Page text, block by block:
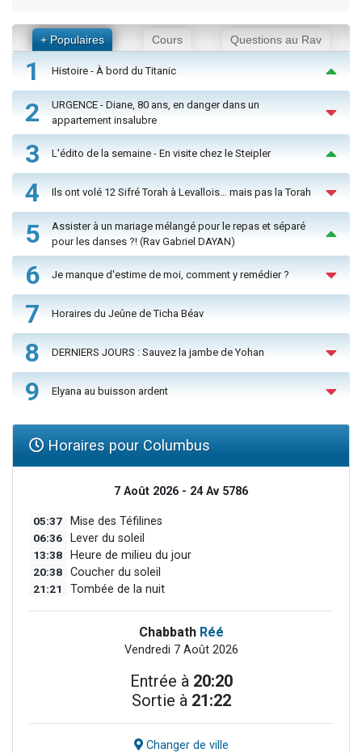
+ Populaires Cours Questions au Rav
1 Histoire - À bord du Titanic
2
URGENCE - Diane, 80 ans, en danger dans un
appartement insalubre
3 L'édito de la semaine - En visite chez le Steipler
4 Ils ont volé 12 Sifré Torah à Levallois… mais pas la Torah
5
Assister à un mariage mélangé pour le repas et séparé
pour les danses ?! (Rav Gabriel DAYAN)
6 Je manque d'estime de moi, comment y remédier ?
7 Horaires du Jeûne de Ticha Béav
8 DERNIERS JOURS : Sauvez la jambe de Yohan
9 Elyana au buisson ardent
Horaires pour Columbus
7 Août 2026 - 24 Av 5786
05:37 Mise des Téfilines
06:36 Lever du soleil
13:38 Heure de milieu du jour
20:38 Coucher du soleil
21:21 Tombée de la nuit
Chabbath Réé
Vendredi 7 Août 2026
Entrée à 20:20
Sortie à 21:22
Changer de ville